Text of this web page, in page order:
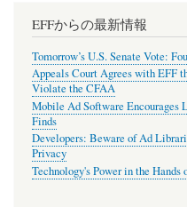
EFFからの最新情報
Tomorrow’s U.S. Senate Vote:
Appeals Court Agrees with EFF
Violate the CFAA
Mobile Ad Software Encourages
Finds
Developers: Beware of Ad
Privacy
Technology's Power in the Hands